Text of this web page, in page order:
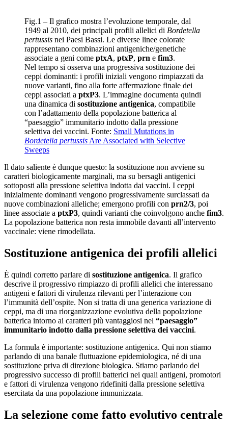
Fig.1 – Il grafico mostra l’evoluzione temporale, dal
1949 al 2010, dei principali profili allelici di Bordetella
pertussis nei Paesi Bassi. Le diverse linee colorate
rappresentano combinazioni antigeniche/genetiche
associate a geni come ptxA, ptxP, prn e fim3.
Nel tempo si osserva una progressiva sostituzione dei
ceppi dominanti: i profili iniziali vengono rimpiazzati da
nuove varianti, fino alla forte affermazione finale dei
ceppi associati a ptxP3. L’immagine documenta quindi
una dinamica di sostituzione antigenica, compatibile
con l’adattamento della popolazione batterica al
“paesaggio” immunitario indotto dalla pressione
selettiva dei vaccini. Fonte: Small Mutations in
Bordetella pertussis Are Associated with Selective
Sweeps
Il dato saliente è dunque questo: la sostituzione non avviene su
caratteri biologicamente marginali, ma su bersagli antigenici
sottoposti alla pressione selettiva indotta dai vaccini. I ceppi
inizialmente dominanti vengono progressivamente surclassati da
nuove combinazioni alleliche; emergono profili con prn2/3, poi
linee associate a ptxP3, quindi varianti che coinvolgono anche fim3.
La popolazione batterica non resta immobile davanti all’intervento
vaccinale: viene rimodellata.
Sostituzione antigenica dei profili allelici
È quindi corretto parlare di sostituzione antigenica. Il grafico
descrive il progressivo rimpiazzo di profili allelici che interessano
antigeni e fattori di virulenza rilevanti per l’interazione con
l’immunità dell’ospite. Non si tratta di una generica variazione di
ceppi, ma di una riorganizzazione evolutiva della popolazione
batterica intorno ai caratteri più vantaggiosi nel “paesaggio”
immunitario indotto dalla pressione selettiva dei vaccini.
La formula è importante: sostituzione antigenica. Qui non stiamo
parlando di una banale fluttuazione epidemiologica, né di una
sostituzione priva di direzione biologica. Stiamo parlando del
progressivo successo di profili batterici nei quali antigeni, promotori
e fattori di virulenza vengono ridefiniti dalla pressione selettiva
esercitata da una popolazione immunizzata.
La selezione come fatto evolutivo centrale